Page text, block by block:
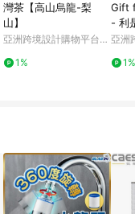
灣茶【高山烏龍-梨
山】
亞洲跨境設計購物平台
1%
Gift
- 利
(6個)
亞洲
1%